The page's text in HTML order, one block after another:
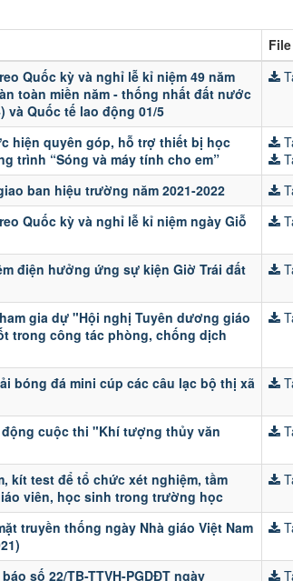
Quốc kỳ và nghỉ lễ kỉ niệm 49 năm
toàn miền năm - thống nhất đất nước
và Quốc tế lao động 01/5
hiện quyên góp, hỗ trợ thiết bị học
trình “Sóng và máy tính cho em”
ban hiệu trường năm 2021-2022
Quốc kỳ và nghỉ lễ kỉ niệm ngày Giỗ
điện hưởng ứng sự kiện Giờ Trái đất
gia dự "Hội nghị Tuyên dương giáo
trong công tác phòng, chống dịch
bóng đá mini cúp các câu lạc bộ thị xã
cuộc thi "Khí tượng thủy văn
kít test để tổ chức xét nghiệm, tầm
viên, học sinh trong trường học
truyền thống ngày Nhà giáo Việt Nam
số 22/TB-TTVH-PGDĐT ngày